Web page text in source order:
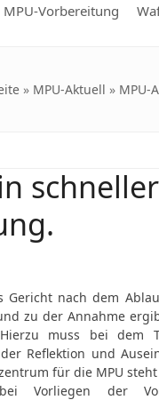
MPU-Vorbereitung
» MPU-Aktuell » MPU-
Gericht nach dem
zu der Annahme
muss bei dem
Reflektion und
für die MPU
Vorliegen der